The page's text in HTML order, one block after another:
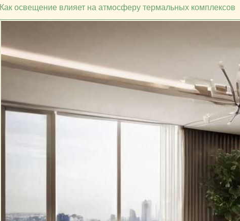
Как освещение влияет на атмосферу термальных комплексов